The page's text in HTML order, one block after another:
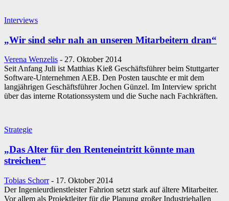
Interviews
„Wir sind sehr nah an unseren Mitarbeitern dran“
Verena Wenzelis - 27. Oktober 2014
Seit Anfang Juli ist Matthias Kieß Geschäftsführer beim Stuttgarter
Software-Unternehmen AEB. Den Posten tauschte er mit dem
langjährigen Geschäftsführer Jochen Günzel. Im Interview spricht
über das interne Rotationssystem und die Suche nach Fachkräften.
Strategie
„Das Alter für den Renteneintritt könnte man
streichen“
Tobias Schorr - 17. Oktober 2014
Der Ingenieurdienstleister Fahrion setzt stark auf ältere Mitarbeiter.
Vor allem als Projektleiter für die Planung großer Industriehallen